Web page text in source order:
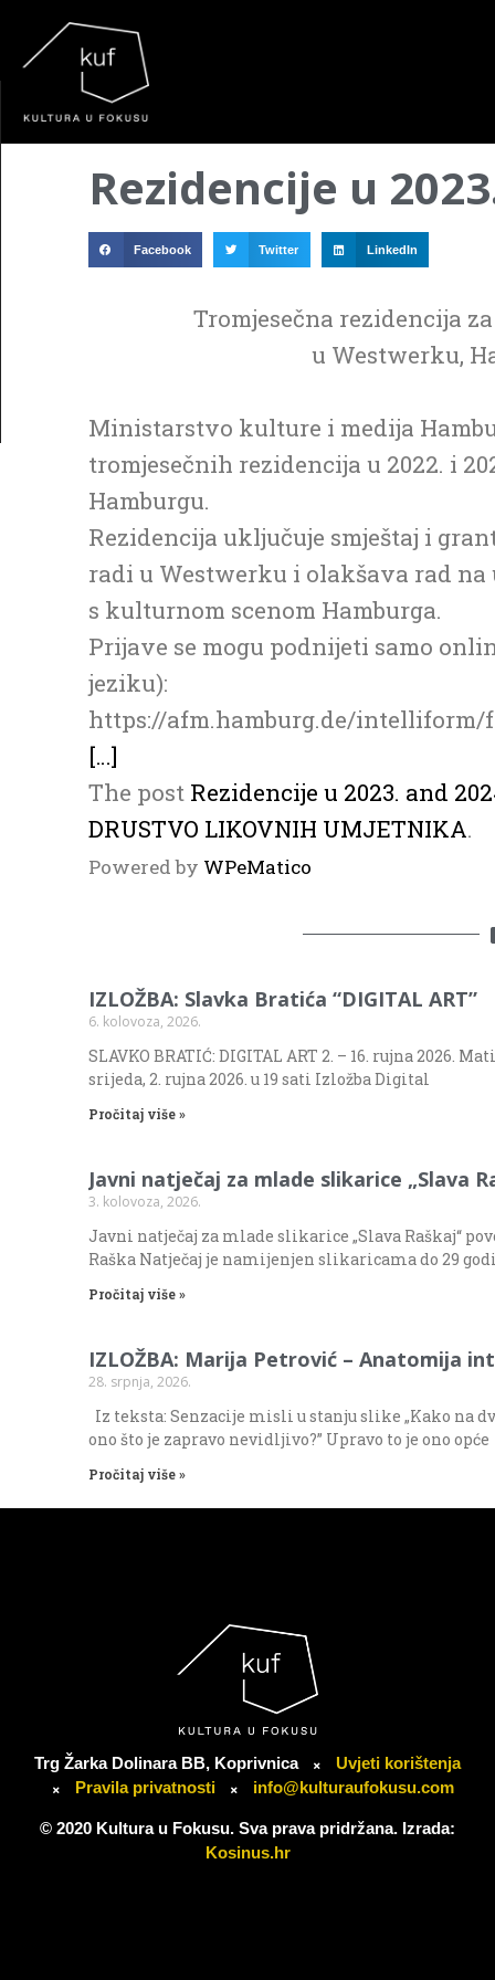
Rezidencije u
Facebook Twitter LinkedIn
Tromjesečna rezidencija
u Westwerku,
Ministarstvo kulture i medija
tromjesečnih rezidencija u 2022. i
Hamburgu.
Rezidencija uključuje smještaj i
radi u Westwerku i olakšava rad
s kulturnom scenom Hamburga.
Prijave se mogu podnijeti samo
jeziku):
https://afm.hamburg.de/
[…]
The post Rezidencije u 2023. and
DRUSTVO LIKOVNIH UMJETNIKA.
Powered by WPeMatico
IZLOŽBA: Slavka Bratića “DIGITAL ART”
6. kolovoza, 2026.
SLAVKO BRATIĆ: DIGITAL ART 2. – 16. rujna 2026.
srijeda, 2. rujna 2026. u 19 sati Izložba Digital
Pročitaj više »
Javni natječaj za mlade slikarice „Slava
3. kolovoza, 2026.
Javni natječaj za mlade slikarice „Slava Raškaj“
Raška Natječaj je namijenjen slikaricama do 29
Pročitaj više »
IZLOŽBA: Marija Petrović – Anatomija
28. srpnja, 2026.
Iz teksta: Senzacije misli u stanju slike „Kako
ono što je zapravo nevidljivo?” Upravo to je ono opće
Pročitaj više »
Trg Žarka Dolinara BB, Koprivnica
Uvjeti korištenja
Pravila privatnosti
info@kulturaufokusu.com
© 2020 Kultura u Fokusu. Sva prava pridržana. Izrada:
Kosinus.hr
▼